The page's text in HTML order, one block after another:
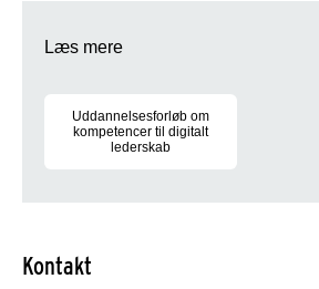
Læs mere
Uddannelsesforløb om
kompetencer til digitalt
lederskab
Kontakt